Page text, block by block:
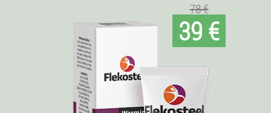
78 €
39 €